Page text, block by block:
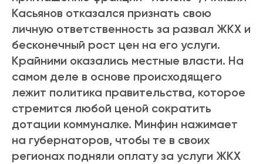
Касьянов отказался признать свою
личную ответственность за развал ЖКХ и
бесконечный рост цен на его услуги.
Крайними оказались местные власти. На
самом деле в основе происходящего
лежит политика правительства, которое
стремится любой ценой сократить
дотации коммуналке. Минфин нажимает
на губернаторов, чтобы те в своих
регионах подняли оплату за услуги ЖКХ